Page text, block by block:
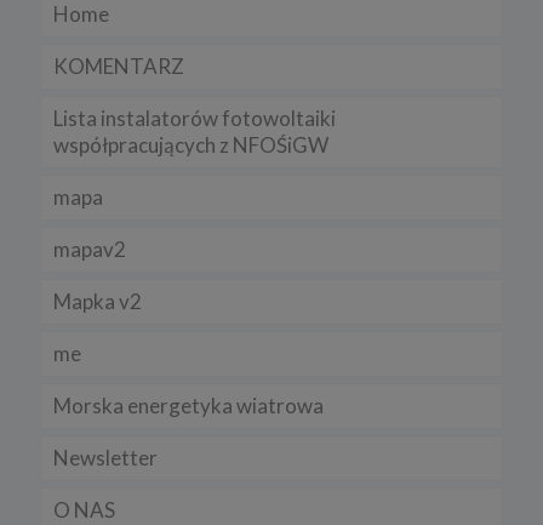
Home
KOMENTARZ
Lista instalatorów fotowoltaiki
współpracujących z NFOŚiGW
mapa
mapav2
Mapka v2
me
Morska energetyka wiatrowa
Newsletter
O NAS